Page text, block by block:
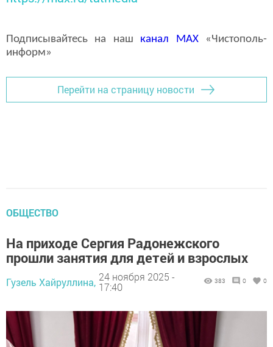
Подписывайтесь на наш канал MAX«Чистополь-
информ»
Перейти на страницу новости
ОБЩЕСТВО
На приходе Сергия Радонежского
прошли занятия для детей и взрослых
Гузель Хайруллина, 24 ноября 2025 -
17:40
383 0 0